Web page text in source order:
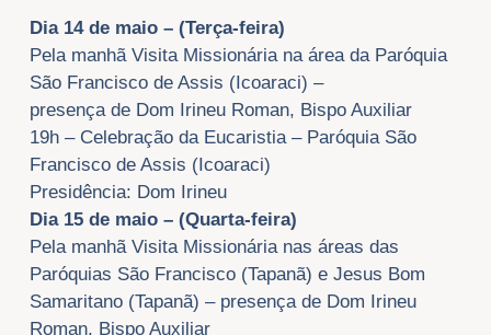
Dia 14 de maio – (Terça-feira)
Pela manhã Visita Missionária na área da Paróquia
São Francisco de Assis (Icoaraci) –
presença de Dom Irineu Roman, Bispo Auxiliar
19h – Celebração da Eucaristia – Paróquia São
Francisco de Assis (Icoaraci)
Presidência: Dom Irineu
Dia 15 de maio – (Quarta-feira)
Pela manhã Visita Missionária nas áreas das
Paróquias São Francisco (Tapanã) e Jesus Bom
Samaritano (Tapanã) – presença de Dom Irineu
Roman, Bispo Auxiliar